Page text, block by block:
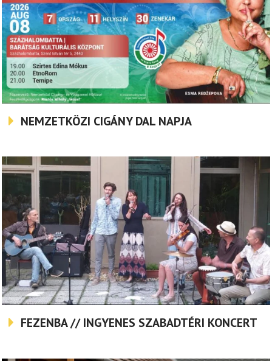
NEMZETKÖZI CIGÁNY DAL NAPJA
FEZENBA // INGYENES SZABADTÉRI KONCERT